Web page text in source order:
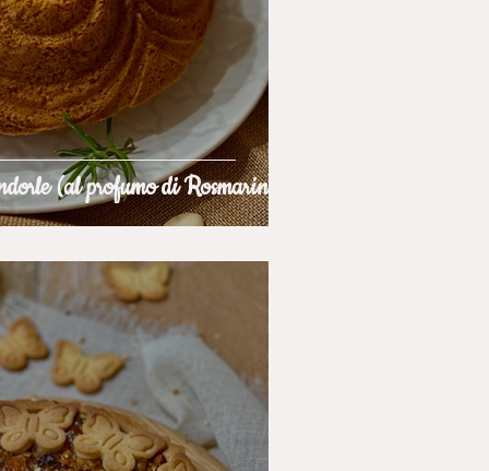
(al profumo di Rosmarino)